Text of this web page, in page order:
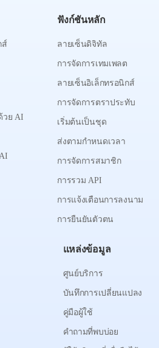
ส์
วย AI
ฟังก์ชันหลัก
ลายเซ็นดิจิทัล
การจัดการเทมเพลต
ลายเซ็นอิเล็กทรอนิกส์
การจัดการตราประทับ
เริ่มต้นเป็นชุด
ส่งตามกำหนดเวลา
การจัดการสมาชิก
การรวม API
การแจ้งเตือนการลงนาม
การยืนยันตัวตน
แหล่งข้อมูล
ศูนย์บริการ
บันทึกการเปลี่ยนแปลง
คู่มือผู้ใช้
คำถามที่พบบ่อย